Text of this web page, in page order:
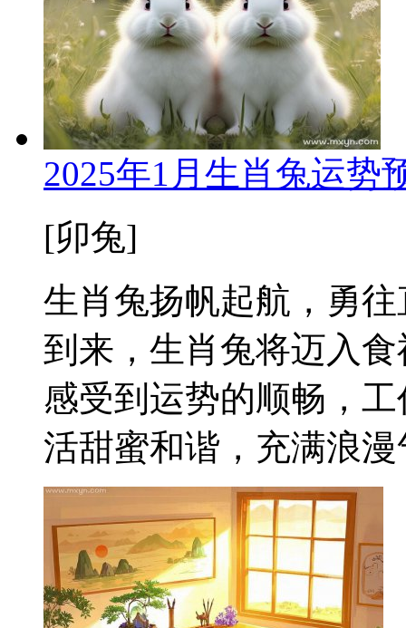
2025年1月生肖兔运势
[卯兔]
生肖兔扬帆起航，勇
到来，生肖兔将迈入
感受到运势的顺畅，
活甜蜜和谐，充满浪漫